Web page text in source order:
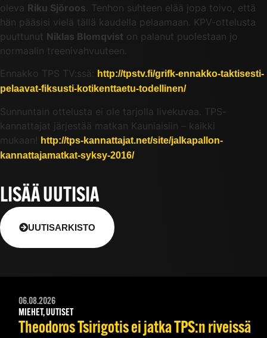
oleva Riku Sjöroos. Tenhon suhteen elää jopa toivo, että
hän pääsisi vielä tällä kaudella pelaamaan. KPV-ottelusta
puuttunut Niklas Blomqvist on palanut puolestaan jo
normaalin treenivahvuuteen.
Ennakko TPS TV:ssä: http://tpstv.fi/grifk-ennakko-taktisesti-
pelaavat-fiksusti-kotikenttaetu-todellinen/
Sunnuntain ottelusta ei ole tarjolla livekuvaa. TPS-
kannattajat järjestää matkan Kauniaisiin – kaikki
mukaan! http://tps-kannattajat.net/site/jalkapallon-
kannattajamatkat-syksy-2016/
LISÄÄ UUTISIA
UUTISARKISTO
06.08.2026
MIEHET, UUTISET
Theodoros Tsirigotis ei jatka TPS:n riveissä